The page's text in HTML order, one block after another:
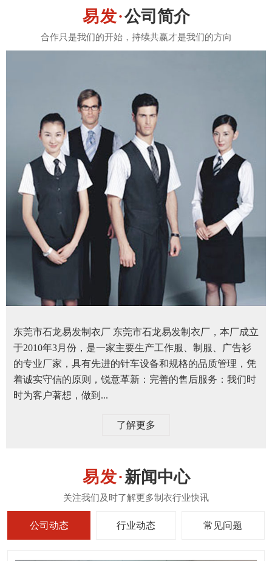
公司简介
东莞市石龙易发制衣厂 东莞市石龙易发制衣厂，本厂成立
于2010年3月份，是一家主要生产工作服、制服、广告衫
的专业厂家，具有先进的针车设备和规格的品质管理，凭
着诚实守信的原则，锐意革新：完善的售后服务：我们时
时为客户著想，做到...
了解更多
新闻中心
公司动态 行业动态 常见问题